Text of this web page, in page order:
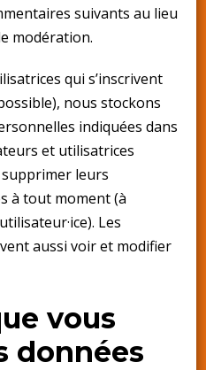
suivants au lieu
modération.
qui s’inscrivent
nous stockons
indiquées dans
et utilisatrices
leurs
à tout moment (à
Les
aussi voir et modifier
vous
données